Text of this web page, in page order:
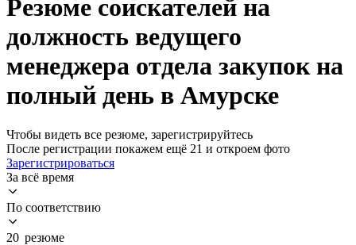
Резюме соискателей на
должность ведущего
менеджера отдела закупок на
полный день в Амурске
Чтобы видеть все резюме, зарегистрируйтесь
После регистрации покажем ещё 21 и откроем фото
Зарегистрироваться
За всё время
По соответствию
20 резюме